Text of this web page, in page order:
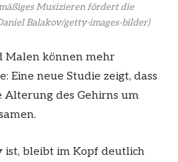
Musizieren fördert die
Balakov/getty-images-bilder)
Malen können mehr
Eine neue Studie zeigt, dass
des Gehirns um
bleibt im Kopf deutlich